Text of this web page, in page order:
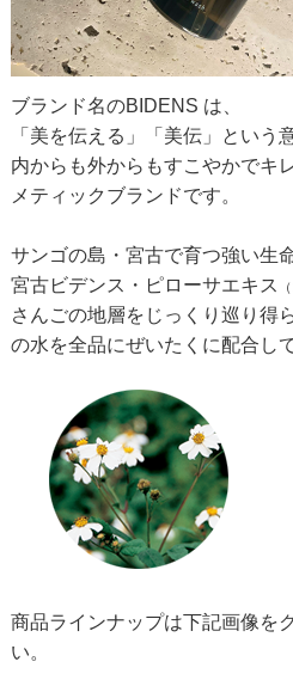
ブランド名のBIDENS は、
「美を伝える」「美伝」という
内からも外からもすこやかでキ
メティックブランドです。
サンゴの島・宮古で育つ強い生
宮古ビデンス・ピローサエキス
さんごの地層をじっくり巡り得
の水を全品にぜいたくに配合し
商品ラインナップは下記画像を
い。